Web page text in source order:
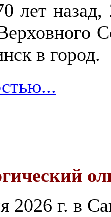
лет
в город.
2026 г. в